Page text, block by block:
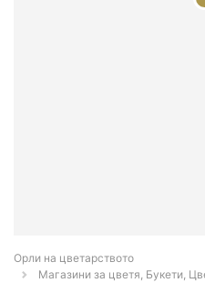
Орли на цветарството
Магазини за цветя, Букети,